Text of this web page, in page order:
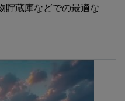
貯蔵庫などでの最適な